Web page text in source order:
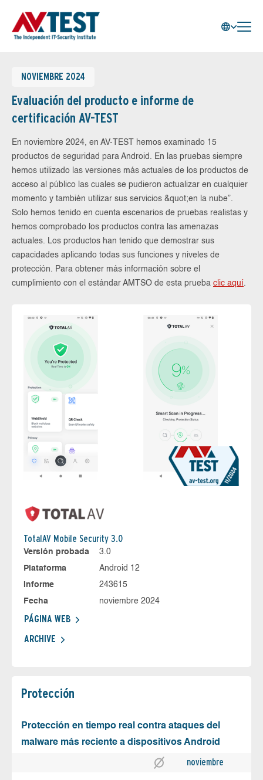
NOVIEMBRE 2024
Evaluación del producto e informe de
certificación AV-TEST
En noviembre 2024, en AV-TEST hemos examinado 15
productos de seguridad para Android. En las pruebas siempre
hemos utilizado las versiones más actuales de los productos de
acceso al público las cuales se pudieron actualizar en cualquier
momento y también utilizar sus servicios &quot;en la nube”.
Solo hemos tenido en cuenta escenarios de pruebas realistas y
hemos comprobado los productos contra las amenazas
actuales. Los productos han tenido que demostrar sus
capacidades aplicando todas sus funciones y niveles de
protección. Para obtener más información sobre el
cumplimiento con el estándar AMTSO de esta prueba clic aquí.
TotalAV Mobile Security 3.0
Versión probada
3.0
Plataforma
Android 12
Informe
243615
Fecha
noviembre 2024
PÁGINA WEB
ARCHIVE
Protección
Protección en tiempo real contra ataques del
malware más reciente a dispositivos Android
noviembre